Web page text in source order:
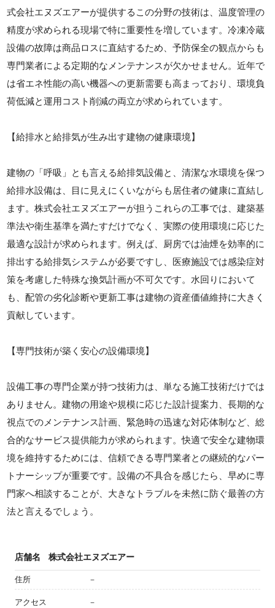
式会社エヌズエアーが提供するこの分野の技術は、温度管理の
精度が求められる現場で特に重要性を増しています。冷凍冷蔵
設備の故障は商品ロスに直結するため、予防保全の観点からも
専門業者による定期的なメンテナンスが欠かせません。近年で
は省エネ性能の高い機器への更新需要も高まっており、環境負
荷低減と運用コスト削減の両立が求められています。
【給排水と給排気が生み出す建物の健康環境】
建物の「呼吸」とも言える給排気設備と、清潔な水環境を保つ
給排水設備は、目に見えにくいながらも居住者の健康に直結し
ます。株式会社エヌズエアーが担うこれらの工事では、建築基
準法や衛生基準を満たすだけでなく、実際の使用環境に応じた
最適な設計が求められます。例えば、厨房では油煙を効率的に
排出する給排気システムが必要ですし、医療施設では感染症対
策を考慮した特殊な換気計画が不可欠です。水回りにおいて
も、配管の劣化診断や更新工事は建物の資産価値維持に大きく
貢献しています。
【専門技術が築く安心の設備環境】
設備工事の専門企業が持つ技術力は、単なる施工技術だけでは
ありません。建物の用途や規模に応じた設計提案力、長期的な
視点でのメンテナンス計画、緊急時の迅速な対応体制など、総
合的なサービス提供能力が求められます。快適で安全な建物環
境を維持するためには、信頼できる専門業者との継続的なパー
トナーシップが重要です。設備の不具合を感じたら、早めに専
門家へ相談することが、大きなトラブルを未然に防ぐ最善の方
法と言えるでしょう。
店舗名 株式会社エヌズエアー
住所 －
アクセス －